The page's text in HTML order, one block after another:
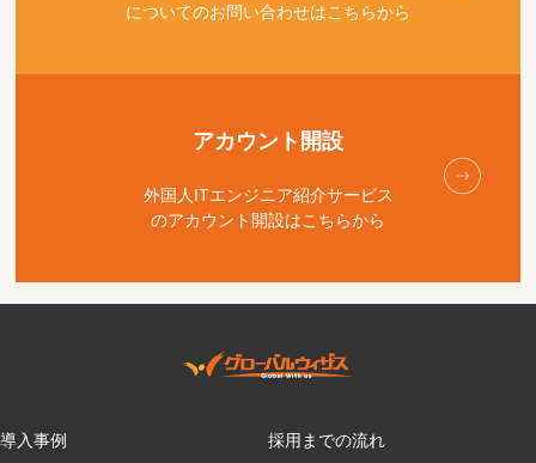
についてのお問い合わせはこちらから
アカウント開設
外国人ITエンジニア紹介サービス
のアカウント開設はこちらから
導入事例 採用までの流れ